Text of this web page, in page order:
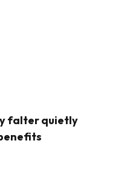
falter quietly